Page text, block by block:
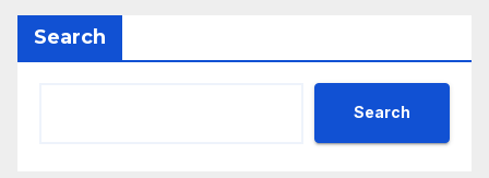
Search
Search